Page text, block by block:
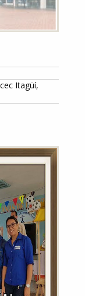
Itagüí,